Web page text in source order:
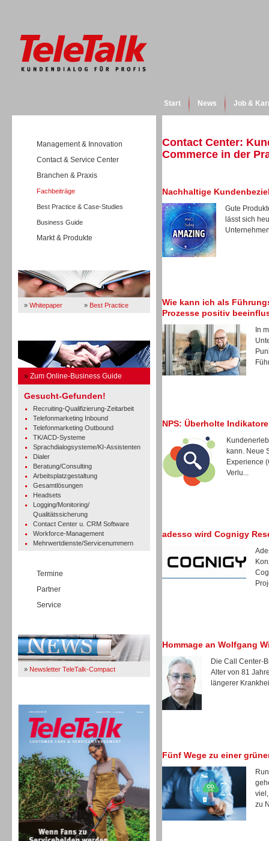
Start News Job &
Management & Innovation
Contact & Service Center
Branchen & Praxis
Fachbeiträge
Best Practice & Case-Studies
Business Guide
Markt & Produkte
» Whitepaper » Best Practice
» Zum Online-Business Guide
Gesucht-Gefunden!
Recruiting-Qualifizierung-Zeitarbeit
Telefonmarketing Inbound
Telefonmarketing Outbound
TK/ACD-Systeme
Sprachdialogsysteme/KI-Assistenten
Dialer
Beratung/Consulting
Arbeitsplatzgestaltung
Gesamtlösungen
Headsets
Logging/Monitoring/
Qualitätssicherung
Contact Center u. CRM Software
Workforce-Management
Mehrwertdienste/Servicenummern
Termine
Partner
Service
» Newsletter TeleTalk-Compact
Contact Center:
Commerce in der
Nachhaltige
Gute
lässt sich
Wie kann ich als
Prozesse positiv
In
NPS: Überholte
kann. Neue
Experience
Verlu...
adesso wird Cognigy
Hommage an Wolfgang
Die Call Center-
Alter von 81
längerer
Fünf Wege zu einer
zu